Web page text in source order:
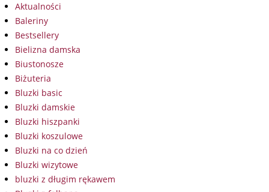
Aktualności
Baleriny
Bestsellery
Bielizna damska
Biustonosze
Biżuteria
Bluzki basic
Bluzki damskie
Bluzki hiszpanki
Bluzki koszulowe
Bluzki na co dzień
Bluzki wizytowe
bluzki z długim rękawem